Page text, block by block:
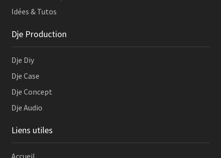
Idées & Tutos
Dje Production
Dje Diy
Dje Case
Dje Concept
Dje Audio
Liens utiles